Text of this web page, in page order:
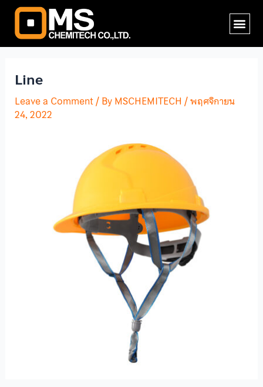
Skip
content
Line
Leave a Comment/ ByMSCHEMITECH /พฤศจิกายน
24, 2022
Post
navigation